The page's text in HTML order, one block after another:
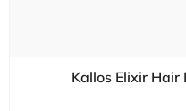
Kallos Elixir